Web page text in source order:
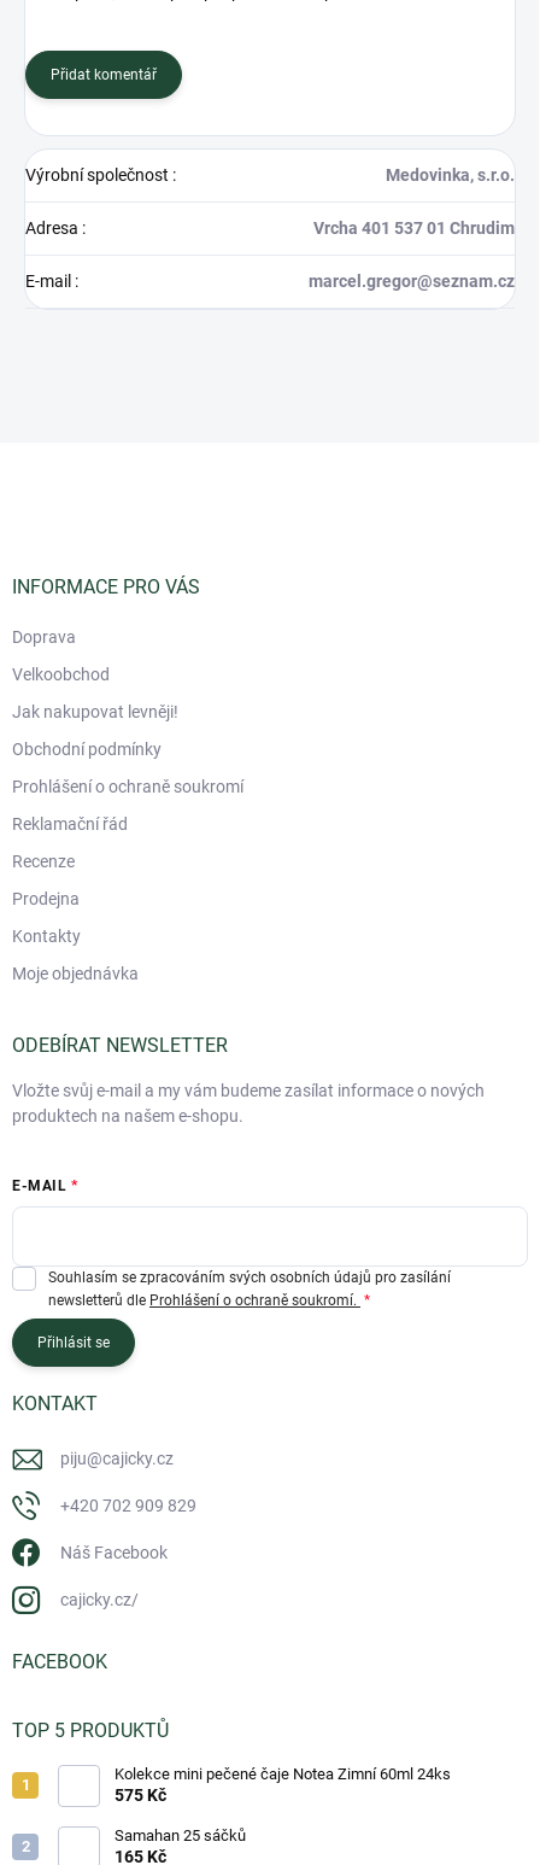
Přidat komentář
Výrobní společnost : Medovinka, s.r.o.
Adresa : Vrcha 401 537 01 Chrudim
E-mail : marcel.gregor@seznam.cz
INFORMACE PRO VÁS
Doprava
Velkoobchod
Jak nakupovat levněji!
Obchodní podmínky
Prohlášení o ochraně soukromí
Reklamační řád
Recenze
Prodejna
Kontakty
Moje objednávka
ODEBÍRAT NEWSLETTER
Vložte svůj e-mail a my vám budeme zasílat informace o nových
produktech na našem e-shopu.
E-MAIL
Souhlasím se zpracováním svých osobních údajů pro zasílání
newsletterů dle Prohlášení o ochraně soukromí.
Přihlásit se
KONTAKT
piju@cajicky.cz
+420 702 909 829
Náš Facebook
cajicky.cz/
FACEBOOK
TOP 5 PRODUKTŮ
Kolekce mini pečené čaje Notea Zimní 60ml 24ks
575 Kč
Samahan 25 sáčků
165 Kč